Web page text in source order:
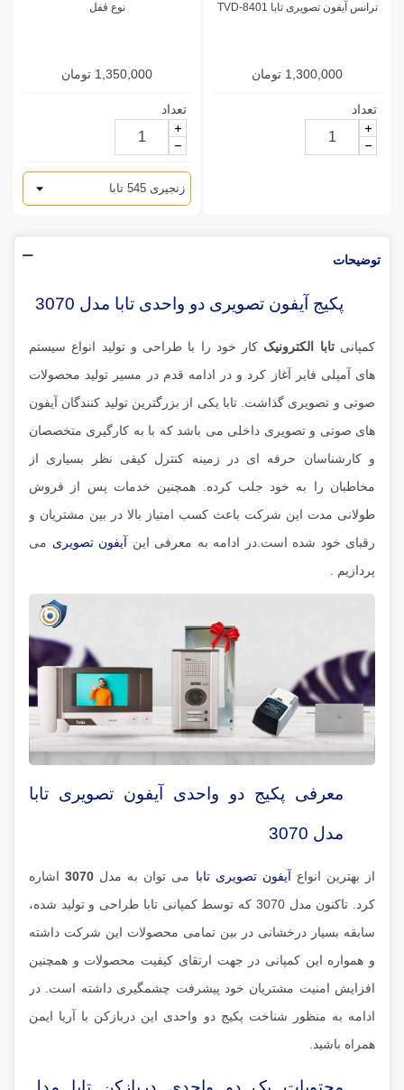
ترانس آیفون تصویری تابا TVD-8401
1,300,000 تومان
تعداد
نوع قفل
1,350,000 تومان
تعداد
توضیحات
پکیج آیفون تصویری دو واحدی تابا مدل 3070
کمپانیتابا الکترونیک کار خود را با طراحی و تولید انواع سیستم
های آمپلی فایر آغاز کرد و در ادامه قدم در مسیر تولید محصولات
صوتی و تصویری گذاشت. تابا یکی از بزرگترین تولید کنندگان آیفون
های صوتی و تصویری داخلی می باشد که با به کارگیری متخصصان
و کارشناسان حرفه ای در زمینه کنترل کیفی نظر بسیاری از
مخاطبان را به خود جلب کرده. همچنین خدمات پس از فروش
طولانی مدت این شرکت باعث کسب امتیاز بالا در بین مشتریان و
رقبای خود شده است.در ادامه به معرفی این آیفون تصویری می
پردازیم .
معرفی پکیج دو واحدی آیفون تصویری تابا
مدل 3070
از بهترین انواع آیفون تصویری تابا می توان به مدل 3070اشاره
کرد. تاکنون مدل 3070 که توسط کمپانی تابا طراحی و تولید شده،
سابقه بسیار درخشانی در بین تمامی محصولات این شرکت داشته
و همواره این کمپانی در جهت ارتقای کیفیت محصولات و همچنین
افزایش امنیت مشتریان خود پیشرفت چشمگیری داشته است. در
ادامه به منظور شناخت پکیج دو واحدی این دربازکن با آریا ایمن
همراه باشید.